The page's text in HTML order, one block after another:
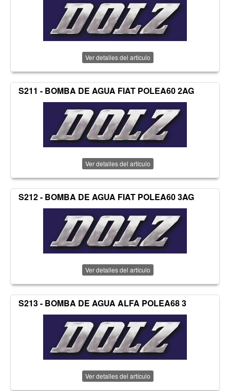
Ver detalles del artículo
S211 - BOMBA DE AGUA FIAT POLEA60 2AG
Ver detalles del artículo
S212 - BOMBA DE AGUA FIAT POLEA60 3AG
Ver detalles del artículo
S213 - BOMBA DE AGUA ALFA POLEA68 3
Ver detalles del artículo